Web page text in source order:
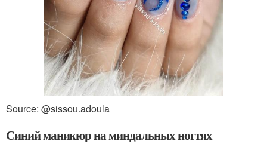
Source: @sissou.adoula
Синий маникюр на миндальных ногтях